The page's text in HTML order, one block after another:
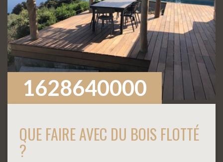
1628640000
QUE FAIRE AVEC DU BOIS FLOTTÉ
?